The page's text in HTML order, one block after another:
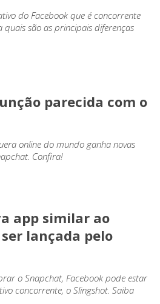
do Facebook que é concorrente
são as principais diferenças
parecida com o
online do mundo ganha novas
Confira!
app similar ao
lançada pelo
o Snapchat, Facebook pode estar
concorrente, o Slingshot. Saiba